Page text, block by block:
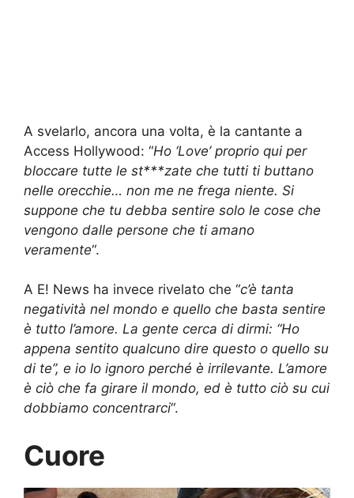
A svelarlo, ancora una volta, è la cantante a
Access Hollywood: “Ho ‘Love’ proprio qui per
bloccare tutte le st***zate che tutti ti buttano
nelle orecchie… non me ne frega niente. Si
suppone che tu debba sentire solo le cose che
vengono dalle persone che ti amano
veramente“.
A E! News ha invece rivelato che “c’è tanta
negatività nel mondo e quello che basta sentire
è tutto l’amore. La gente cerca di dirmi: “Ho
appena sentito qualcuno dire questo o quello su
di te”, e io lo ignoro perché è irrilevante. L’amore
è ciò che fa girare il mondo, ed è tutto ciò su cui
dobbiamo concentrarci“.
Cuore